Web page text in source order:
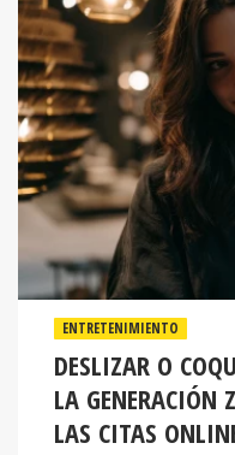
ENTRETENIMIENTO
DESLIZAR O
LA GENERACIÓN
LAS CITAS ONLINE
La Generación Z está